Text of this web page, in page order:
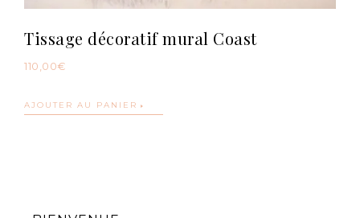
Tissage décoratif mural Coast
110,00€
AJOUTER AU PANIER